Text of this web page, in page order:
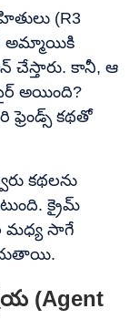
(R3
అమ్మాయికి
చేస్తారు. కానీ, ఆ
అయింది?
ఫ్రెండ్స్ కథతో
కథలను
క్రైమ్
మధ్య సాగే
(Agent